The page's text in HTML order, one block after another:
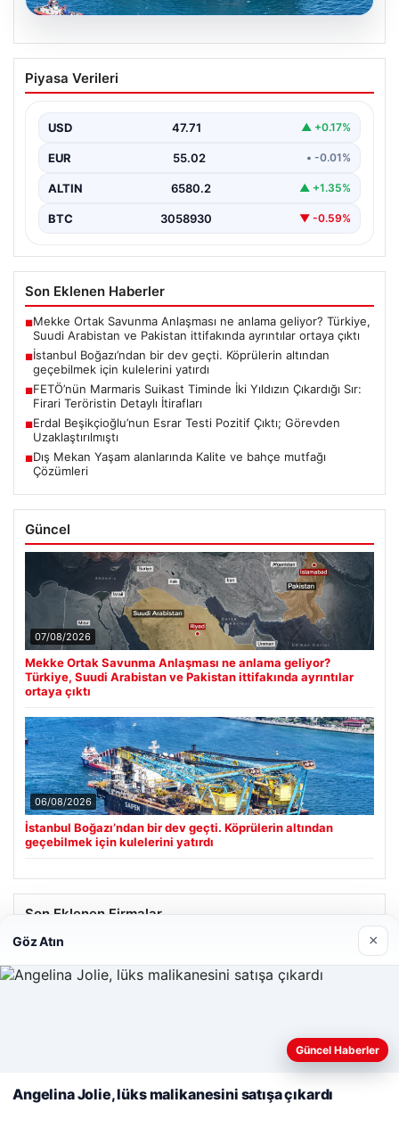
İstanbul Boğazı’ndan bir dev geçti.
Köprülerin altından geçebilmek için
Piyasa Verileri
USD 47.71 ▲ +0.17%
EUR 55.02 • -0.01%
ALTIN 6580.2 ▲ +1.35%
BTC 3058930 ▼ -0.59%
Son Eklenen Haberler
■Mekke Ortak Savunma Anlaşması ne anlama geliyor? Türkiye,
Suudi Arabistan ve Pakistan ittifakında ayrıntılar ortaya çıktı
■İstanbul Boğazı’ndan bir dev geçti. Köprülerin altından
geçebilmek için kulelerini yatırdı
■FETÖ’nün Marmaris Suikast Timinde İki Yıldızın Çıkardığı Sır:
Firari Teröristin Detaylı İtirafları
■Erdal Beşikçioğlu’nun Esrar Testi Pozitif Çıktı; Görevden
Uzaklaştırılmıştı
■Dış Mekan Yaşam alanlarında Kalite ve bahçe mutfağı
Çözümleri
Güncel
07/08/2026
Mekke Ortak Savunma Anlaşması ne anlama geliyor?
Türkiye, Suudi Arabistan ve Pakistan ittifakında ayrıntılar
ortaya çıktı
06/08/2026
İstanbul Boğazı’ndan bir dev geçti. Köprülerin altından
geçebilmek için kulelerini yatırdı
Son Eklenen Firmalar
23/06/2026
deneyiminizi kişiselleştirmek ve geliştirmek amacıyla çerezler
Reddet Kabul Et
Göz Atın ×
Güncel Haberler
Angelina Jolie, lüks malikanesini satışa çıkardı